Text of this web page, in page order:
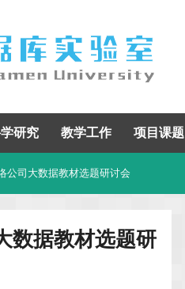
研究 教学工作 项目课题
公司大数据教材选题研讨会
数据教材选题研